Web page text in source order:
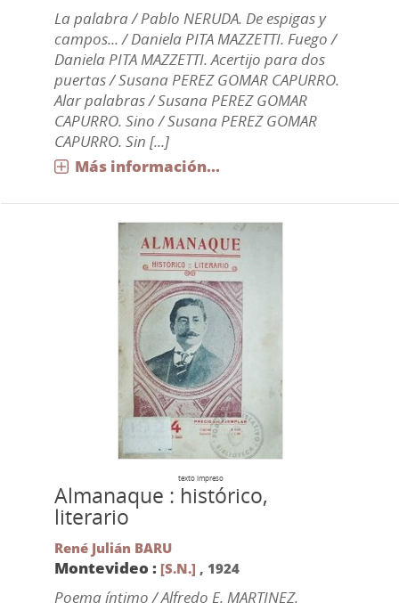
La palabra / Pablo NERUDA. De espigas y
campos... / Daniela PITA MAZZETTI. Fuego /
Daniela PITA MAZZETTI. Acertijo para dos
puertas / Susana PEREZ GOMAR CAPURRO.
Alar palabras / Susana PEREZ GOMAR
CAPURRO. Sino / Susana PEREZ GOMAR
CAPURRO. Sin [...]
Más información...
texto impreso
Almanaque : histórico,
literario
René Julián BARU
Montevideo : [S.N.] , 1924
Poema íntimo / Alfredo E. MARTINEZ.